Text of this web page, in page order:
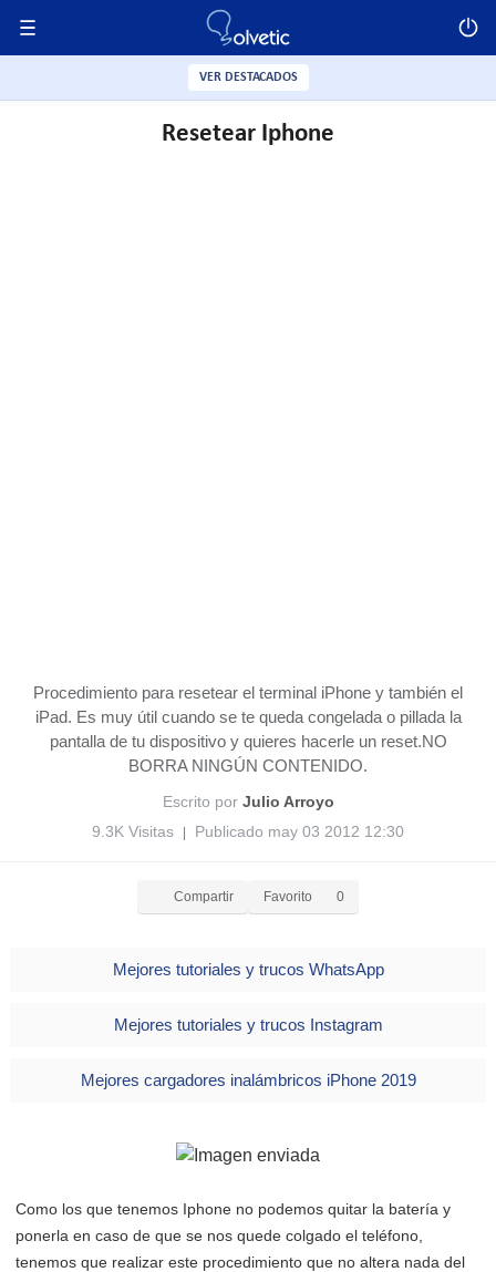
Resetear Iphone
Procedimiento para resetear el terminal iPhone y también el
iPad. Es muy útil cuando se te queda congelada o pillada la
pantalla de tu dispositivo y quieres hacerle un reset.NO
BORRA NINGÚN CONTENIDO.
Escrito por Julio Arroyo
9.3K Visitas
Publicado may 03 2012 12:30
Compartir Favorito 0
Mejores tutoriales y trucos WhatsApp
Mejores tutoriales y trucos Instagram
Mejores cargadores inalámbricos iPhone 2019
Como los que tenemos Iphone no podemos quitar la batería y
ponerla en caso de que se nos quede colgado el teléfono,
tenemos que realizar este procedimiento que no altera nada del
VER DESTACADOS